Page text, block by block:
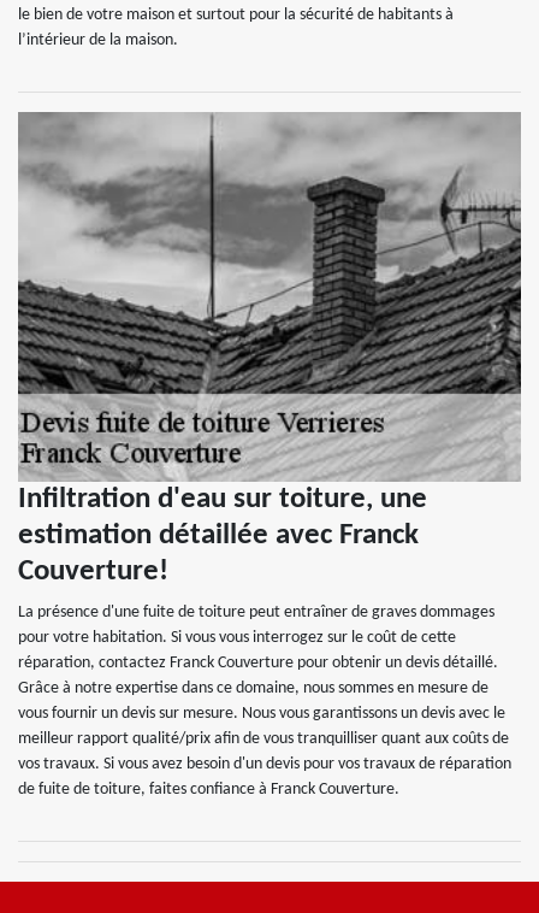
le bien de votre maison et surtout pour la sécurité de habitants à
l’intérieur de la maison.
Infiltration d'eau sur toiture, une
estimation détaillée avec Franck
Couverture!
La présence d'une fuite de toiture peut entraîner de graves dommages
pour votre habitation. Si vous vous interrogez sur le coût de cette
réparation, contactez Franck Couverture pour obtenir un devis détaillé.
Grâce à notre expertise dans ce domaine, nous sommes en mesure de
vous fournir un devis sur mesure. Nous vous garantissons un devis avec le
meilleur rapport qualité/prix afin de vous tranquilliser quant aux coûts de
vos travaux. Si vous avez besoin d'un devis pour vos travaux de réparation
de fuite de toiture, faites confiance à Franck Couverture.